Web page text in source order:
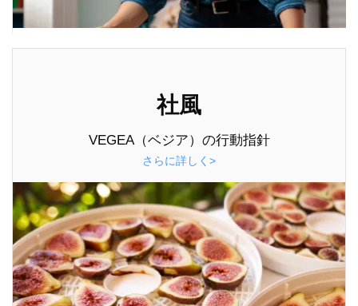
社風
VEGEA（ベジア）の行動指針
さらに詳しく>